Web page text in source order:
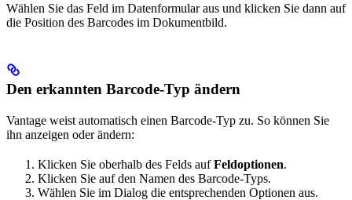
Wählen Sie das Feld im Datenformular aus und klicken Sie dann auf
die Position des Barcodes im Dokumentbild.
Den erkannten Barcode-Typ ändern
Vantage weist automatisch einen Barcode-Typ zu. So können Sie
ihn anzeigen oder ändern:
Klicken Sie oberhalb des Felds aufFeldoptionen.
Klicken Sie auf den Namen des Barcode-Typs.
Wählen Sie im Dialog die entsprechenden Optionen aus.